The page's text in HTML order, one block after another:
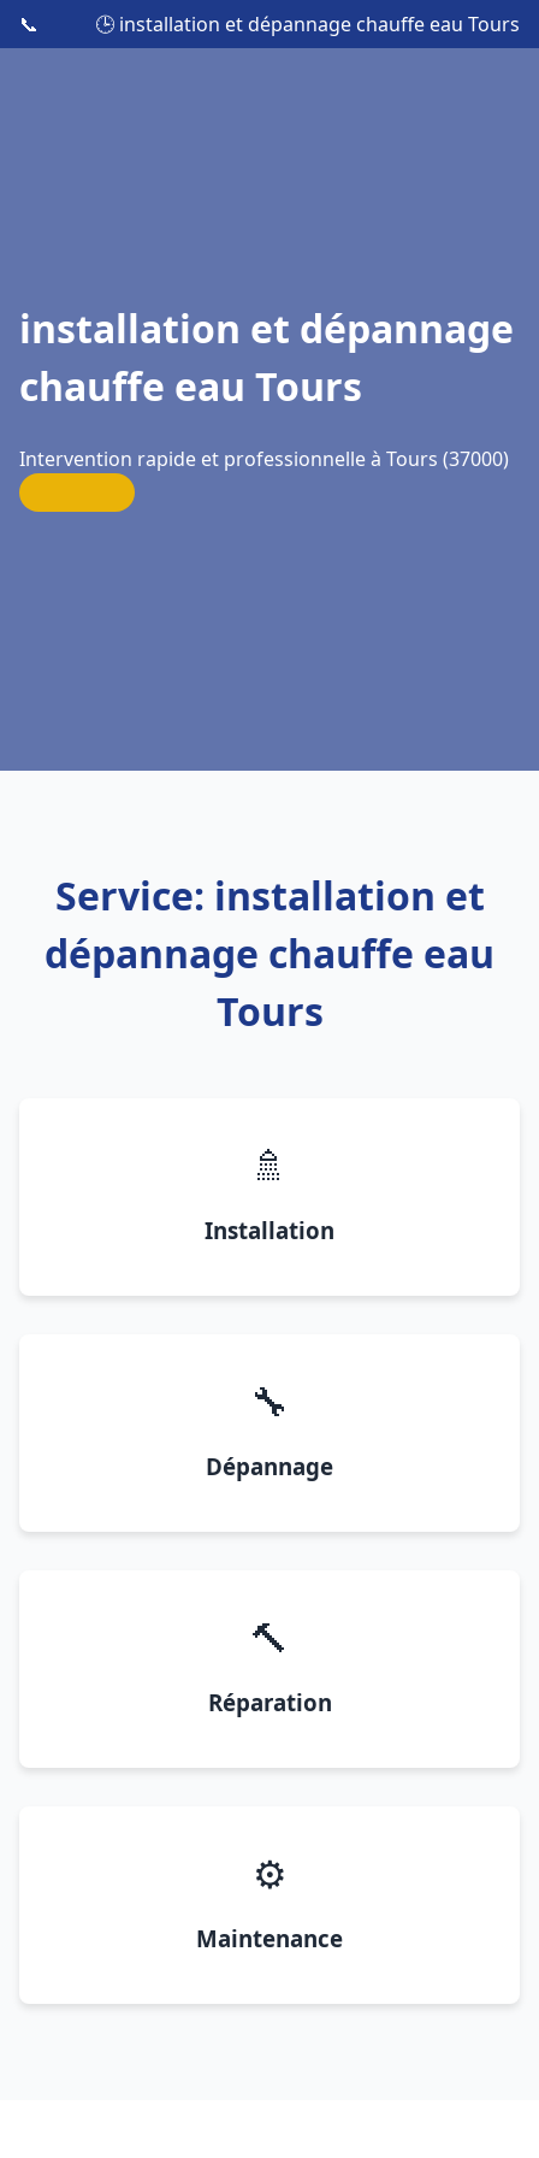
📞 🕒 installation et dépannage chauffe eau Tours
installation et dépannage
chauffe eau Tours
Intervention rapide et professionnelle à Tours (37000)
Service: installation et
dépannage chauffe eau
Tours
🚿
Installation
🔧
Dépannage
🔨
Réparation
⚙️
Maintenance